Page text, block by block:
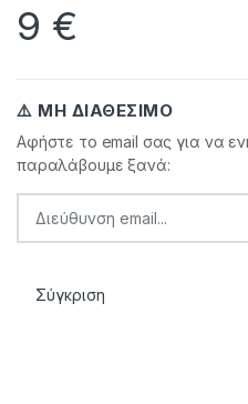
9 €
⚠️ ΜΗ ΔΙΑΘΈΣΙΜΟ
Αφήστε το email σας για να
παραλάβουμε ξανά:
Σύγκριση